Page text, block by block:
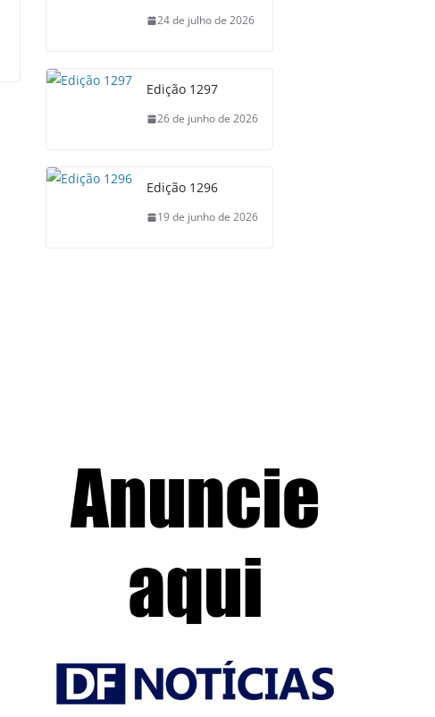
24 de julho de 2026
Edição 1297
26 de junho de 2026
Edição 1296
19 de junho de 2026